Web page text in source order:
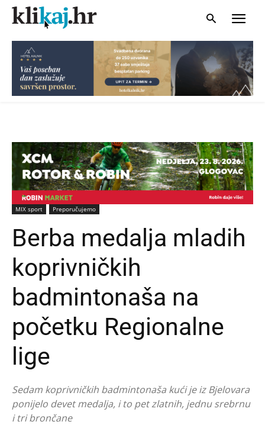
MIX sport Preporučujemo
Berba medalja mladih
koprivničkih
badmintonaša na
početku Regionalne
lige
Sedam koprivničkih badmintonaša kući je iz Bjelovara
ponijelo devet medalja, i to pet zlatnih, jednu srebrnu
i tri brončane